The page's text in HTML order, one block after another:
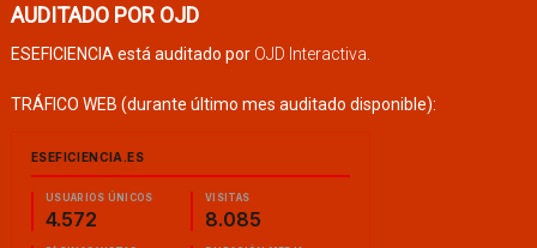
AUDITADO POR OJD
ESEFICIENCIA está auditado por OJD Interactiva
TRÁFICO WEB (durante último mes auditado disponible):